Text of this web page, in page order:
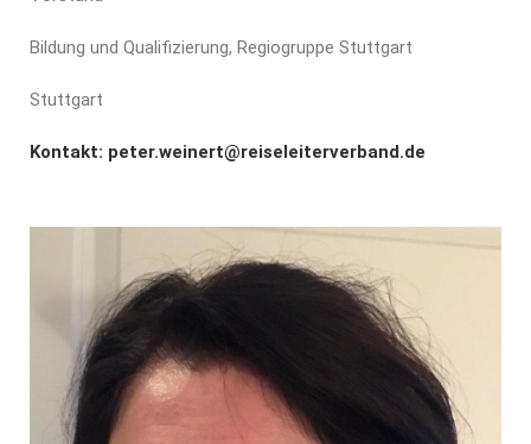
Bildung und Qualifizierung, Regiogruppe Stuttgart
Stuttgart
Kontakt: peter.weinert@reiseleiterverband.de